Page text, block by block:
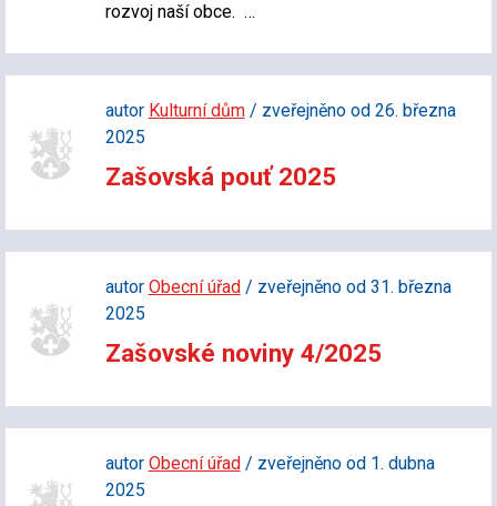
rozvoj naší obce. …
autor Kulturní dům/ zveřejněno od 26. března
2025
Zašovská pouť 2025
autor Obecní úřad/ zveřejněno od 31. března
2025
Zašovské noviny 4/2025
autor Obecní úřad/ zveřejněno od 1. dubna
2025